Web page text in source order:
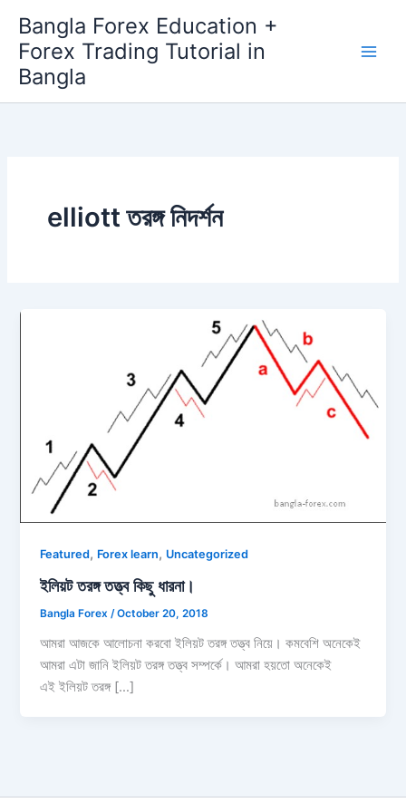
content
Bangla Forex Education +
Forex Trading Tutorial in
Bangla
elliott তরঙ্গ নিদর্শন
Featured, Forex learn, Uncategorized
ইলিয়ট তরঙ্গ তত্ত্ব কিছু ধারনা।
Bangla Forex /October 20, 2018
আমরা আজকে আলোচনা করবো ইলিয়ট তরঙ্গ তত্ত্ব নিয়ে। কমবেশি অনেকেই
আমরা এটা জানি ইলিয়ট তরঙ্গ তত্ত্ব সম্পর্কে। আমরা হয়তো অনেকেই
এই ইলিয়ট তরঙ্গ […]